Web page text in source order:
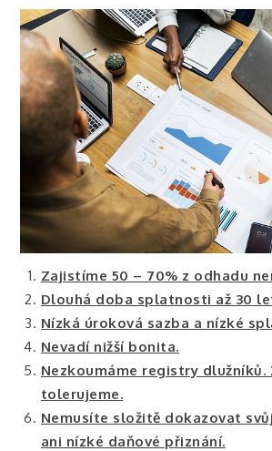
Zajistíme 50 – 70% z odhadu
Dlouhá doba splatnosti až 30
Nízká úroková sazba a nízké
Nevadí nižší bonita.
Nezkoumáme registry dlužníků.
tolerujeme.
Nemusíte složitě dokazovat
ani nízké daňové přiznání.